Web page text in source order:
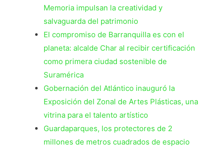
Memoria impulsan la creatividad y
salvaguarda del patrimonio
El compromiso de Barranquilla es con el
planeta: alcalde Char al recibir certificación
como primera ciudad sostenible de
Suramérica
Gobernación del Atlántico inauguró la
Exposición del Zonal de Artes Plásticas, una
vitrina para el talento artístico
Guardaparques, los protectores de 2
millones de metros cuadrados de espacio